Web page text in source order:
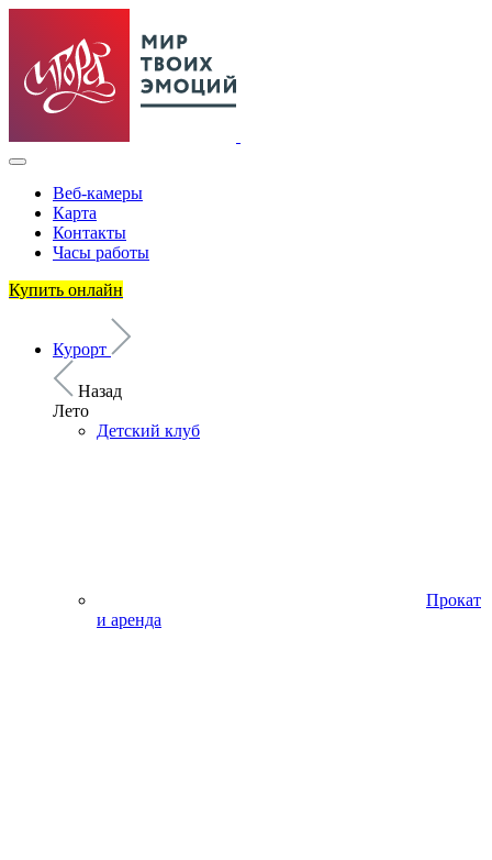
Веб-камеры
Карта
Контакты
Часы работы
Купить онлайн
Курорт
Назад
Лето
Детский клуб
Прокат
и аренда